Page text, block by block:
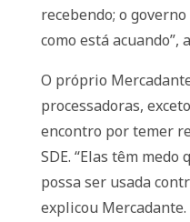
recebendo; o
como está acuando”,
O próprio
processadoras,
encontro por temer
SDE. “Elas têm
possa ser usada
explicou